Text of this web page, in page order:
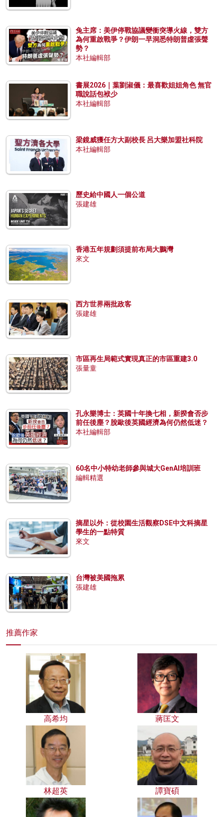
兔主席：美伊停戰協議變衝突導火線，雙方
為何重啟戰爭？伊朗一早洞悉特朗普虛張聲
勢？
本社編輯部
書展2026｜葉劉淑儀：最喜歡姐姐角色 無官
職說話包袱少
本社編輯部
梁鏡威獲任方大副校長 呂大樂加盟社科院
本社編輯部
歷史給中國人一個公道
張建雄
香港五年規劃須提前布局大鵬灣
來文
西方世界兩批政客
張建雄
市區再生局範式實現真正的市區重建3.0
張量童
孔永樂博士：英國十年換七相，新揆會否步
前任後塵？脫歐後英國經濟為何仍然低迷？
本社編輯部
60名中小特幼老師參與城大GenAI培訓班
編輯精選
摘星以外：從校園生活觀察DSE中文科摘星
學生的一點特質
來文
台灣被美國拖累
張建雄
推薦作家
高希均 蔣匡文
林超英 譚寶碩